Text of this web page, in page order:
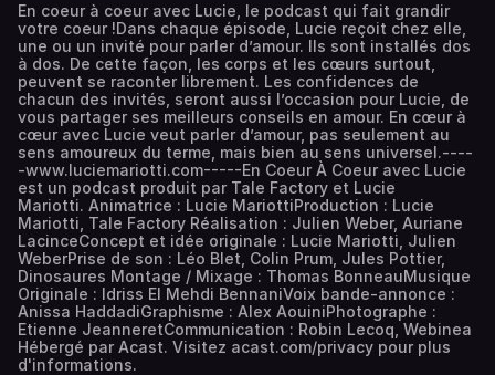
En coeur à coeur avec Lucie, le podcast qui fait grandir
votre coeur !Dans chaque épisode, Lucie reçoit chez elle,
une ou un invité pour parler d’amour. Ils sont installés dos
à dos. De cette façon, les corps et les cœurs surtout,
peuvent se raconter librement. Les confidences de
chacun des invités, seront aussi l’occasion pour Lucie, de
vous partager ses meilleurs conseils en amour. En cœur à
cœur avec Lucie veut parler d’amour, pas seulement au
sens amoureux du terme, mais bien au sens universel.----
-www.luciemariotti.com-----En Coeur À Coeur avec Lucie
est un podcast produit par Tale Factory et Lucie
Mariotti. Animatrice : Lucie MariottiProduction : Lucie
Mariotti, Tale Factory Réalisation : Julien Weber, Auriane
LacinceConcept et idée originale : Lucie Mariotti, Julien
WeberPrise de son : Léo Blet, Colin Prum, Jules Pottier,
Dinosaures Montage / Mixage : Thomas BonneauMusique
Originale : Idriss El Mehdi BennaniVoix bande-annonce :
Anissa HaddadiGraphisme : Alex AouiniPhotographe :
Etienne JeanneretCommunication : Robin Lecoq, Webinea
Hébergé par Acast. Visitez acast.com/privacy pour plus
d'informations.